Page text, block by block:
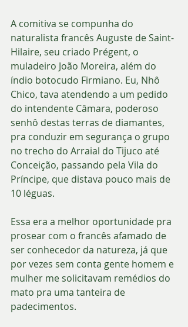
A comitiva se compunha do
naturalista francês Auguste de Saint-
Hilaire, seu criado Prégent, o
muladeiro João Moreira, além do
índio botocudo Firmiano. Eu, Nhô
Chico, tava atendendo a um pedido
do intendente Câmara, poderoso
senhô destas terras de diamantes,
pra conduzir em segurança o grupo
no trecho do Arraial do Tijuco até
Conceição, passando pela Vila do
Príncipe, que distava pouco mais de
10 léguas.
Essa era a melhor oportunidade pra
prosear com o francês afamado de
ser conhecedor da natureza, já que
por vezes sem conta gente homem e
mulher me solicitavam remédios do
mato pra uma tanteira de
padecimentos.